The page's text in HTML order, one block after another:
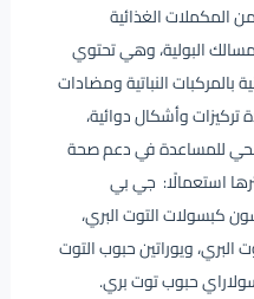
المكملات الغذائية
البولية، وهي تحتوي
بالمركبات النباتية ومضادات
وأشكال دوائية،
للمساعدة في دعم صحة
استعمالًا: جي بي
كبسولات التوت البري،
البري، ويوراتين حبوب التوت
حبوب توت بري.